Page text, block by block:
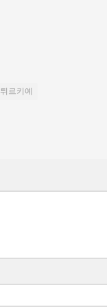
튀르키예